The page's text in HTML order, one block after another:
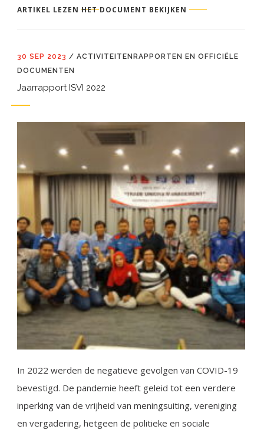
ARTIKEL LEZEN HET DOCUMENT BEKIJKEN
30 SEP 2023 / ACTIVITEITENRAPPORTEN EN OFFICIËLE
DOCUMENTEN
Jaarrapport ISVI 2022
In 2022 werden de negatieve gevolgen van COVID-19
bevestigd. De pandemie heeft geleid tot een verdere
inperking van de vrijheid van meningsuiting, vereniging
en vergadering, hetgeen de politieke en sociale